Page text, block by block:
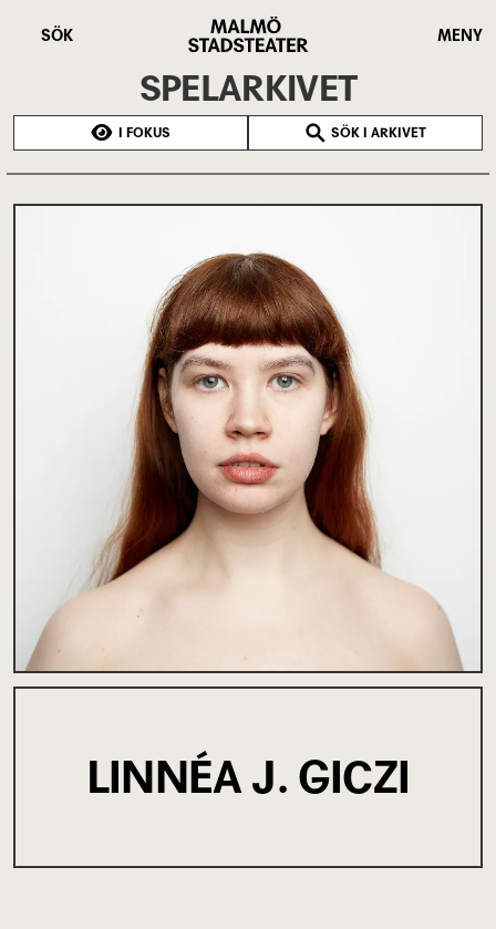
SÖK
Stadsteater
MENY
SPELARKIVET
I FOKUS SÖK I ARKIVET
LINNÉA J. GICZI